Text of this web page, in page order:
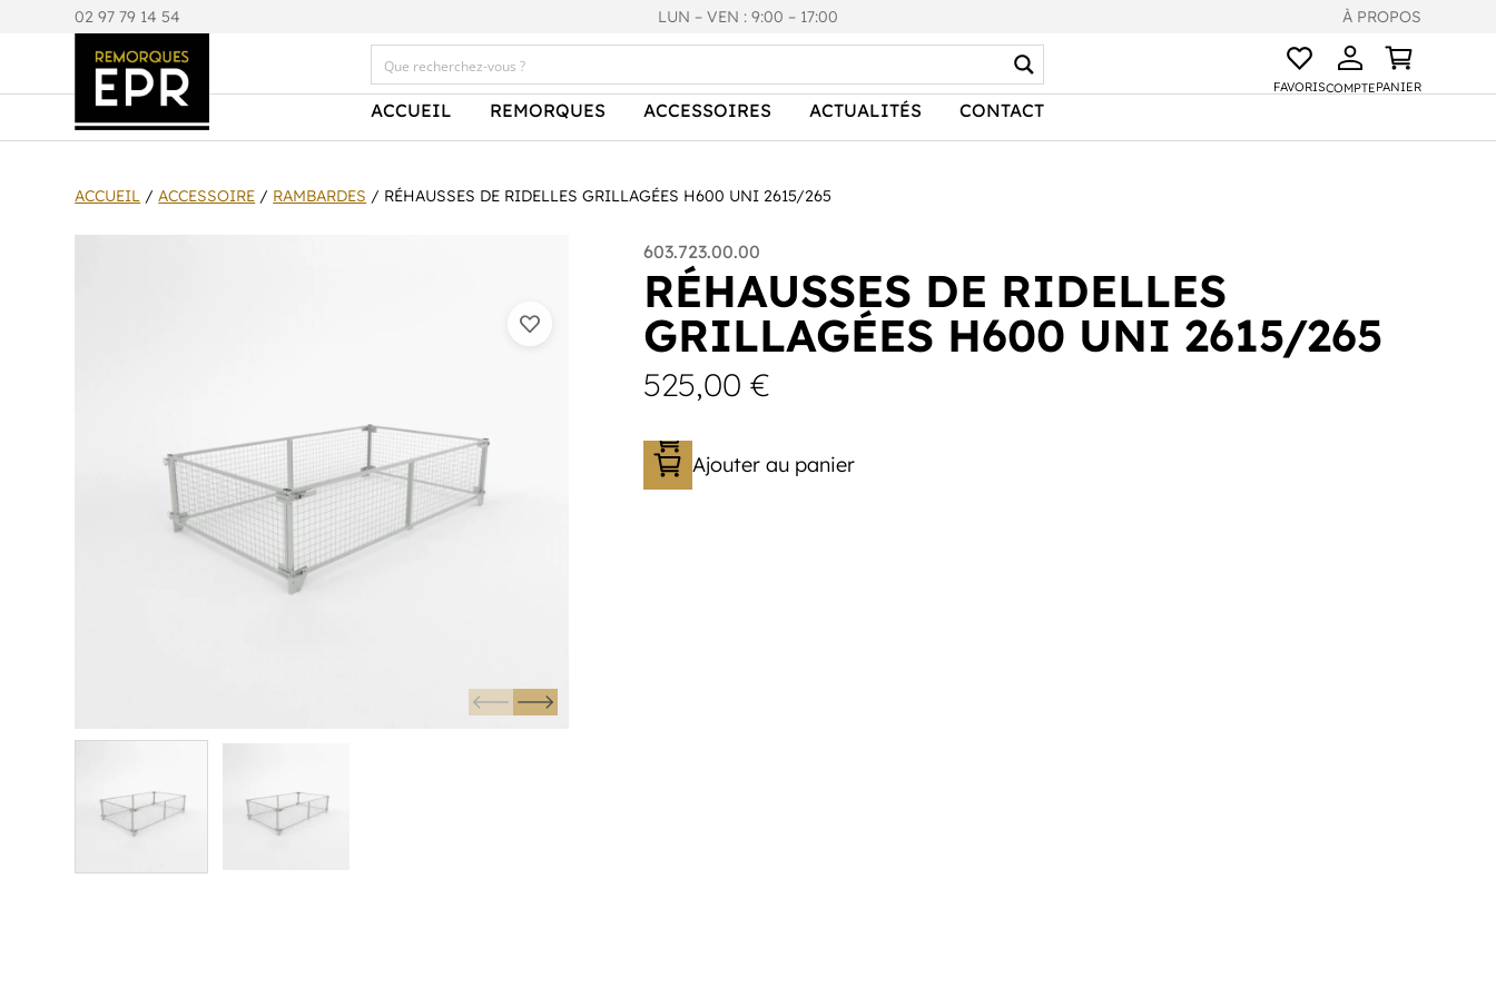
02 97 79 14 54 LUN – VEN : 9:00 – 17:00 À PROPOS
ACCUEIL REMORQUES ACCESSOIRES ACTUALITÉS CONTACT
FAVORISCOMPTEPANIER
ACCUEIL /ACCESSOIRE / RAMBARDES / RÉHAUSSES DE RIDELLES GRILLAGÉES H600 UNI 2615/265
603.723.00.00
RÉHAUSSES DE RIDELLES
GRILLAGÉES H600 UNI 2615/265
525,00 €
Ajouter au panier